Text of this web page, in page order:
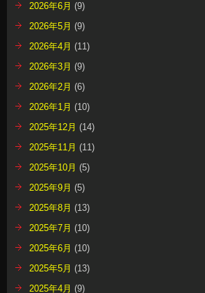
2026年6月 (9)
2026年5月 (9)
2026年4月 (11)
2026年3月 (9)
2026年2月 (6)
2026年1月 (10)
2025年12月 (14)
2025年11月 (11)
2025年10月 (5)
2025年9月 (5)
2025年8月 (13)
2025年7月 (10)
2025年6月 (10)
2025年5月 (13)
2025年4月 (9)